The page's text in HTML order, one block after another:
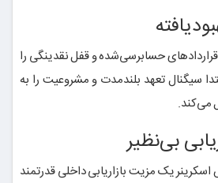
حسابرسی‌شده و قفل نقدینگی را
سیگنال تعهد بلندمدت و مشروعیت را به
می‌کند.
بی‌نظیر
یک مزیت بازاریابی داخلی قدرتمند